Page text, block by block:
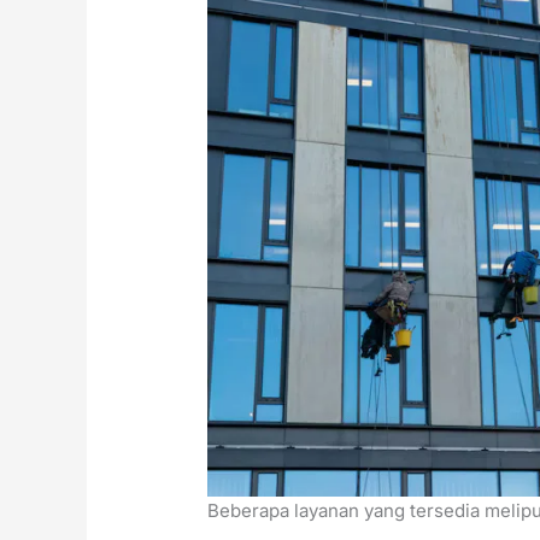
Beberapa layanan yang tersedia